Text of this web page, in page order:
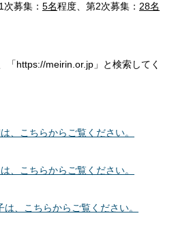
募集： 5名程度、第2次募集： 28名
「https://meirin.or.jp」と検索してく
、こちらからご覧ください。
、こちらからご覧ください。
、こちらからご覧ください。